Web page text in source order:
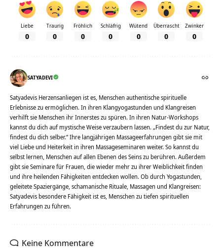
Liebe
0
Traurig
0
Fröhlich
0
Schläfrig
0
Wütend
0
Überrascht
0
Zwinker
0
SATYADEVI
Satyadevis Herzensanliegen ist es, Menschen authentische spirituelle
Erlebnisse zu ermöglichen. In ihren Klangyogastunden und Klangreisen
verhilft sie Menschen ihr Innerstes zu spüren. In ihren Natur-Workshops
kannst du dich auf mystische Weise verzaubern lassen. „Findest du zur Natur,
findest du dich selber.“ Ihre langjährigen Massageerfahrungen gibt sie mit
viel Liebe und Heiterkeit in ihren Massageseminaren weiter. So kannst du
selbst lernen, Menschen auf allen Ebenen des Seins zu berühren. Außerdem
gibt sie Seminare für Frauen, die wieder mehr zu ihrer Weiblichkeit finden
und ihre heilenden Fähigkeiten entdecken wollen. Ob durch Yogastunden,
geleitete Spaziergänge, schamanische Rituale, Massagen und Klangreisen:
Satyadevis besondere Fähigkeit ist es, Menschen zu tiefen spirituellen
Erfahrungen zu führen.
Keine Kommentare